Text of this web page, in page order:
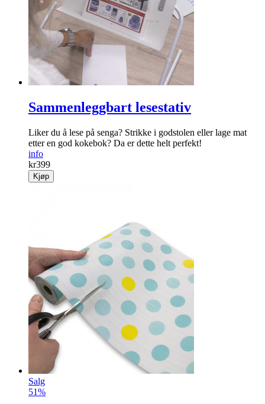
Sammenleggbart lesestativ
Liker du å lese på senga? Strikke i godstolen eller lage mat
etter en god kokebok? Da er dette helt perfekt!
info
kr399
Kjøp
Salg
51%